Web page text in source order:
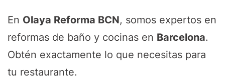
En Olaya Reforma BCN, somos expertos en
reformas de baño y cocinas en Barcelona.
Obtén exactamente lo que necesitas para
tu restaurante.